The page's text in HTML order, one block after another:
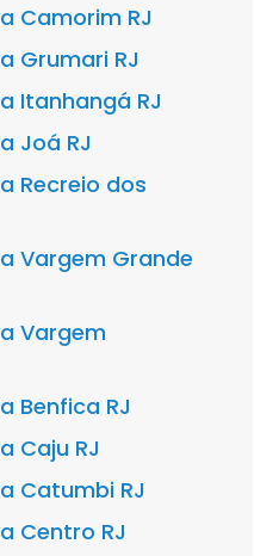
Camorim RJ
Grumari RJ
Itanhangá RJ
Joá RJ
Recreio dos
Vargem Grande
Vargem
Benfica RJ
Caju RJ
Catumbi RJ
Centro RJ